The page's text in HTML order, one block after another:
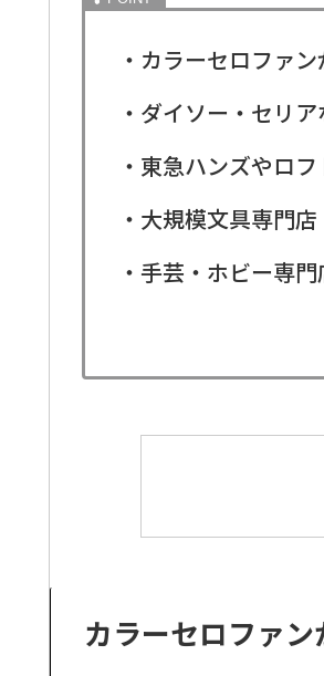
・カラーセロファ
・ダイソー・セリ
・東急ハンズやロ
・大規模文具専門
・手芸・ホビー専
カラーセロファン